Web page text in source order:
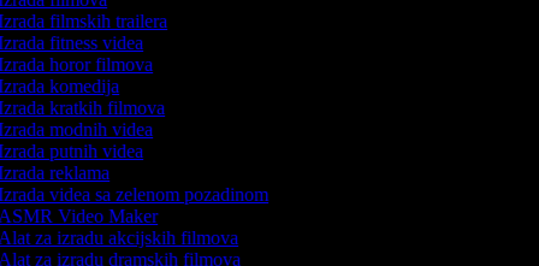
filmskih trailera
fitness videa
horor filmova
komedija
kratkih filmova
modnih videa
putnih videa
reklama
videa sa zelenom pozadinom
Video Maker
za izradu akcijskih filmova
za izradu dramskih filmova